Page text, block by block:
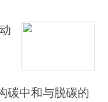
碳中和与脱碳的